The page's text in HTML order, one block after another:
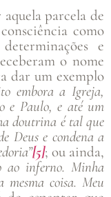
parcela de
como
e
o nome
dar um exemplo
embora a Igreja,
e Paulo, e até um
doutrina é tal que
Deus e condena a
[5]; ou ainda,
ao inferno. Minha
coisa. Meu